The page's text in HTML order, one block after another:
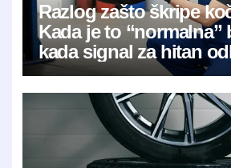
Razlog zašto škripe
Kada je to “normalna”
kada signal za hitan
mehaničaru?